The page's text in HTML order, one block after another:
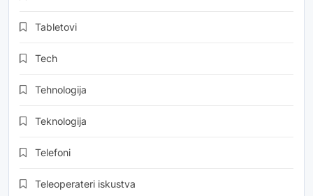
Tabletovi
Tech
Tehnologija
Teknologija
Telefoni
Teleoperateri iskustva